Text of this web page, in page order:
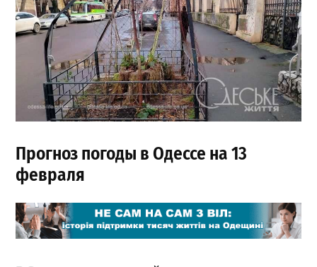
Прогноз погоды в Одессе на 13
февраля